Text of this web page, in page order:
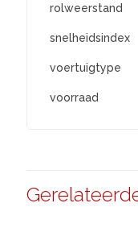
rolweerstand
snelheidsindex
voertuigtype
voorraad